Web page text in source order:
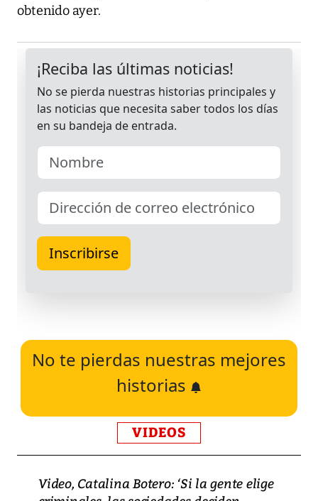
obtenido ayer.
No te pierdas nuestras mejores
historias
VIDEOS
Video, Catalina Botero: ‘Si la gente elige